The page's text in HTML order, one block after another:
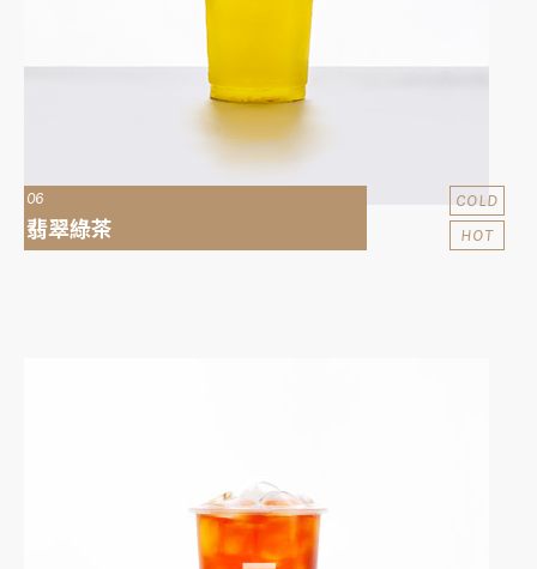
06
翡翠綠茶
COLD
HOT